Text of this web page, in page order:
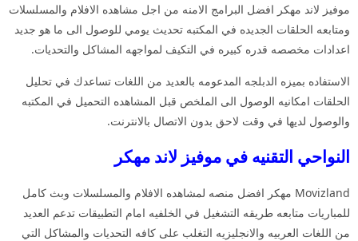
موفيز لاند مهكر افضل البرامج الامنه من اجل مشاهده الافلام والمسلسلات
ومتابعه الحلقات الجديده في المكتبه تحديث يومي للوصول الى ما هو جديد
اعدادات مخصصه قدره كبيره في التكيف لمواجهه المشاكل والتحديات.
الاستفاده بميزه الدبلجه المدعومه بالعديد من اللغات تساعدك في تحليل
الحلقات امكانيه الوصول الى الملخص قبل المشاهده التحميل في المكتبه
والوصول لديها في وقت لاحق بدون الاتصال بالانترنت.
النواحي التقنيه في موفيز لاند مهكر
Movizland مهكر افضل منصه لمشاهده الافلام والمسلسلات وبث كامل
للمباريات متابعه طريقه التشغيل في الخلفيه امام التطبيقات تدعم العديد
من اللغات العربيه والانجليزيه التغلب على كافه التحديات والمشاكل التي